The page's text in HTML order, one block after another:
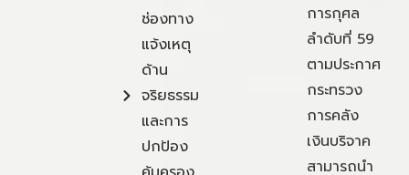
ช่องทาง
แจ้งเหตุ
ด้าน
จริยธรรม
และการ
ปกป้อง
การกุศล
ลำดับที่ 59
ตามประกาศ
กระทรวง
การคลัง
เงินบริจาค
สามารถนำ